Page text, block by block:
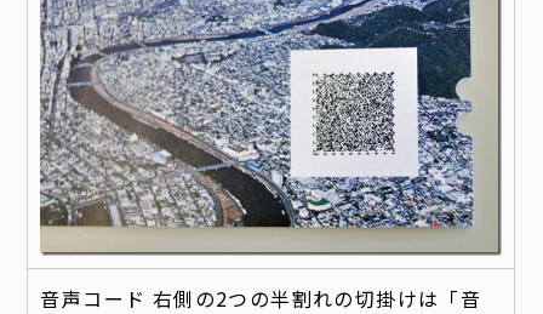
音声コード 右側の2つの半割れの切掛けは「音